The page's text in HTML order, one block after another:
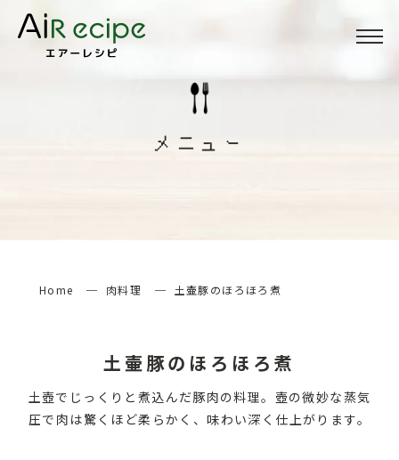
Menu
メニュー
Home 肉料理 土壷豚のほろほろ煮
土壷豚のほろほろ煮
土壺でじっくりと煮込んだ豚肉の料理。壺の微妙な蒸気
圧で肉は驚くほど柔らかく、味わい深く仕上がります。